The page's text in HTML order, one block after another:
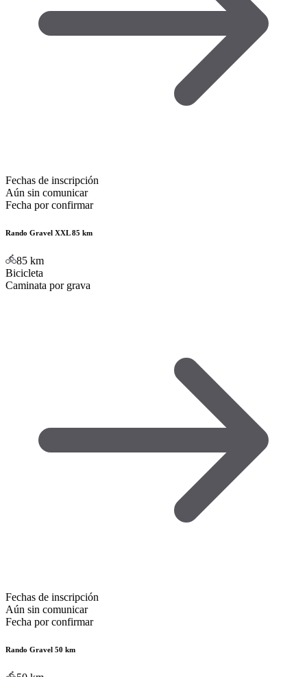
Fechas de inscripción
Aún sin comunicar
Fecha por confirmar
Rando Gravel XXL 85 km
85 km
Bicicleta
Caminata por grava
Fechas de inscripción
Aún sin comunicar
Fecha por confirmar
Rando Gravel 50 km